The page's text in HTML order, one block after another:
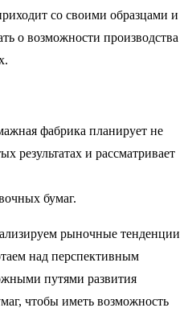
со своими образцами и
о возможности производства
фабрика планирует не
результатах и рассматривает
бумаг.
рыночные тенденции
над перспективным
путями развития
чтобы иметь возможность